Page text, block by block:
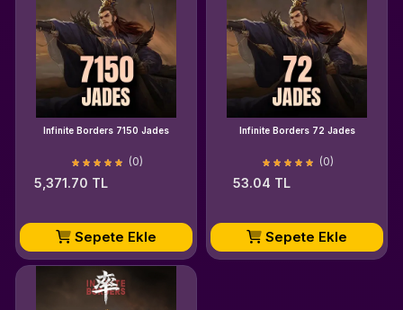
Infinite Borders 7150 Jades
(0)
5,371.70 TL
Sepete Ekle
Infinite Borders 72 Jades
(0)
53.04 TL
Sepete Ekle